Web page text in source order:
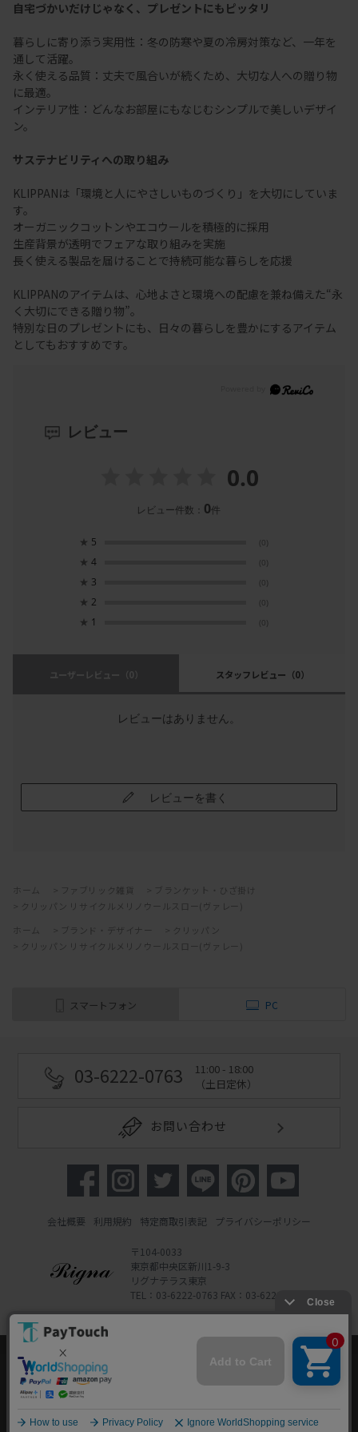
自宅づかいだけじゃなく、プレゼントにもピッタリ
暮らしに寄り添う実用性：冬の防寒や夏の冷房対策など、一年を
通して活躍。
永く使える品質：丈夫で風合いが続くため、大切な人への贈り物
に最適。
インテリア性：どんなお部屋にもなじむシンプルで美しいデザイ
ン。
サステナビリティへの取り組み
KLIPPANは「環境と人にやさしいものづくり」を大切にしていま
す。
オーガニックコットンやエコウールを積極的に採用
生産背景が透明でフェアな取り組みを実施
長く使える製品を届けることで持続可能な暮らしを応援
KLIPPANのアイテムは、心地よさと環境への配慮を兼ね備えた“永
く大切にできる贈り物”。
特別な日のプレゼントにも、日々の暮らしを豊かにするアイテム
としてもおすすめです。
レビュー
0.0
レビュー件数： 0件
★ 5 (0)
★ 4 (0)
★ 3 (0)
★ 2 (0)
★ 1 (0)
ユーザーレビュー （0） スタッフレビュー （0）
レビューはありません。
レビューを書く
ホーム ファブリック雑貨
ブランケット・ひざ掛け
クリッパン リサイクルメリノウールスロー(ヴァレー)
ホーム
ブランド・デザイナー
クリッパン
クリッパン リサイクルメリノウールスロー(ヴァレー)
スマートフォン PC
03-6222-0763
11:00 - 18:00
（土日定休）
お問い合わせ
会社概要 利用規約 特定商取引表記 プライバシーポリシー
〒104-0033
東京都中央区新川1-9-3
リグナテラス東京
TEL：03-6222-0763 FAX：03-6222-0762
Powered by Watahan Partners Co., Ltd.
当ウェブサイトでは、お客様により良いサービス
をご提供するため、クッキーを利用しています。
サイト利用を継続することにより、クッキーの使
細はこちら」をご覧ください。
同意する